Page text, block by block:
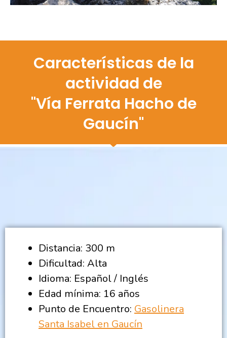
Características de la
actividad de
"Vía Ferrata Hacho de
Gaucín"
Distancia: 300 m
Dificultad: Alta
Idioma: Español / Inglés
Edad mínima: 16 años
Punto de Encuentro: Gasolinera
Santa Isabel en Gaucín